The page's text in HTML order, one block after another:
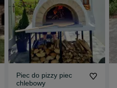
Piec do pizzy piec
chlebowy